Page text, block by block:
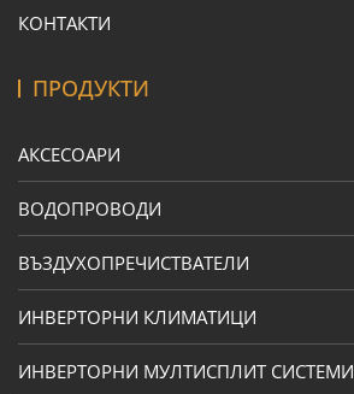
КОНТАКТИ
ПРОДУКТИ
АКСЕСОАРИ
ВОДОПРОВОДИ
ВЪЗДУХОПРЕЧИСТВАТЕЛИ
ИНВЕРТОРНИ КЛИМАТИЦИ
ИНВЕРТОРНИ МУЛТИСПЛИТ СИСТЕМИ